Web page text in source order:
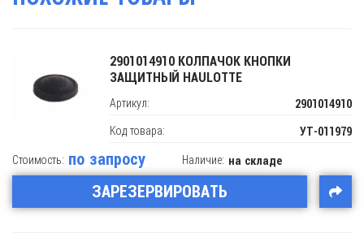
2901014910 КОЛПАЧОК КНОПКИ
ЗАЩИТНЫЙ HAULOTTE
Артикул:
2901014910
Код товара: УТ-011979
Стоимость: по запросу
ЗАРЕЗЕРВИРОВАТЬ
Наличие: на складе